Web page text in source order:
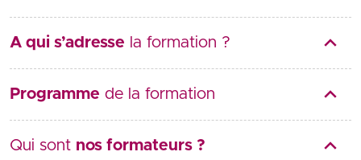
A qui s’adresse la formation ?
Programme de la formation
Qui sont nos formateurs ?